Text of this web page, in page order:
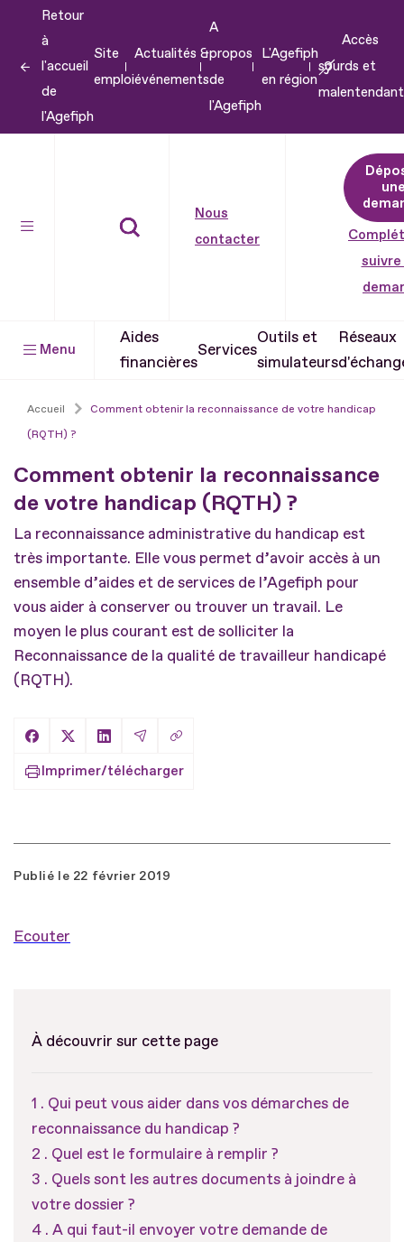
contenu
Retour
à
l'accueil
de
l'Agefiph
Site
emploi
Actualités &
événements
A
propos
de
l'Agefiph
L'Agefiph
en région
Accès
sourds et
Nous
contacter
suivre
Menu
Aides
financières
Services
Outils et
simulateurs
Réseaux
Accueil
Comment obtenir la reconnaissance de votre handicap
(RQTH) ?
Comment obtenir la reconnaissance
de votre handicap (RQTH) ?
La reconnaissance administrative du handicap est
très importante. Elle vous permet d’avoir accès à un
ensemble d’aides et de services de l’Agefiph pour
vous aider à conserver ou trouver un travail. Le
moyen le plus courant est de solliciter la
Reconnaissance de la qualité de travailleur handicapé
(RQTH).
Partager sur Facebook
Partager sur X
Partager sur LinkedIn
Partager par Email
Copier le lien
Imprimer/télécharger
Publié le 22 février 2019
Ecouter
À découvrir sur cette page
Qui peut vous aider dans vos démarches de
reconnaissance du handicap ?
Quel est le formulaire à remplir ?
Quels sont les autres documents à joindre à
votre dossier ?
A qui faut-il envoyer votre demande de